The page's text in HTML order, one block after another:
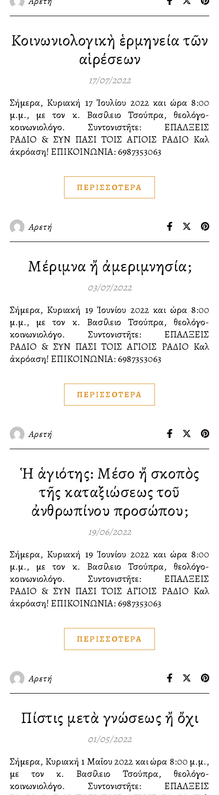
Κοινωνιολογικὴ ἑρμηνεία τῶν
αἱρέσεων
17/07/2022
Σήμερα, Κυριακή 17 Ἰουλίου 2022 και ώρα 8:00
μ.μ., με τον κ. Βασίλειο Τσούπρα, θεολόγο-
κοινωνιολόγο. Συντονιστῆτε: ΕΠΑΛΞΕΙΣ
ΡΑΔΙΟ & ΣΥΝ ΠΑΣΙ ΤΟΙΣ ΑΓΙΟΙΣ ΡΑΔΙΟ Καλὴ
ἀκρόαση! ΕΠΙΚΟΙΝΩΝΙΑ:️ 6987353063
ΠΕΡΙΣΣΟΤΕΡΑ
Αρετή
Μέριμνα ἤ ἀμεριμνησία;
03/07/2022
Σήμερα, Κυριακή 19 Ἰουνίου 2022 και ώρα 8:00
μ.μ., με τον κ. Βασίλειο Τσούπρα, θεολόγο-
κοινωνιολόγο. Συντονιστῆτε: ΕΠΑΛΞΕΙΣ
ΡΑΔΙΟ & ΣΥΝ ΠΑΣΙ ΤΟΙΣ ΑΓΙΟΙΣ ΡΑΔΙΟ Καλὴ
ἀκρόαση! ΕΠΙΚΟΙΝΩΝΙΑ:️ 6987353063
ΠΕΡΙΣΣΟΤΕΡΑ
Αρετή
Ἡ ἁγιότης: Μέσο ἤ σκοπὸς
τῆς καταξιώσεως τοῦ
ἀνθρωπίνου προσώπου;
19/06/2022
Σήμερα, Κυριακή 19 Ἰουνίου 2022 και ώρα 8:00
μ.μ., με τον κ. Βασίλειο Τσούπρα, θεολόγο-
κοινωνιολόγο. Συντονιστῆτε: ΕΠΑΛΞΕΙΣ
ΡΑΔΙΟ & ΣΥΝ ΠΑΣΙ ΤΟΙΣ ΑΓΙΟΙΣ ΡΑΔΙΟ Καλὴ
ἀκρόαση! ΕΠΙΚΟΙΝΩΝΙΑ:️ 6987353063
ΠΕΡΙΣΣΟΤΕΡΑ
Αρετή
Πίστις μετὰ γνώσεως ἤ ὄχι
01/05/2022
Σήμερα, Κυριακή 1 Μαΐου 2022 και ώρα 8:00 μ.μ.,
με τον κ. Βασίλειο Τσούπρα, θεολόγο-
κοινωνιολόγο. Συντονιστῆτε: ΕΠΑΛΞΕΙΣ